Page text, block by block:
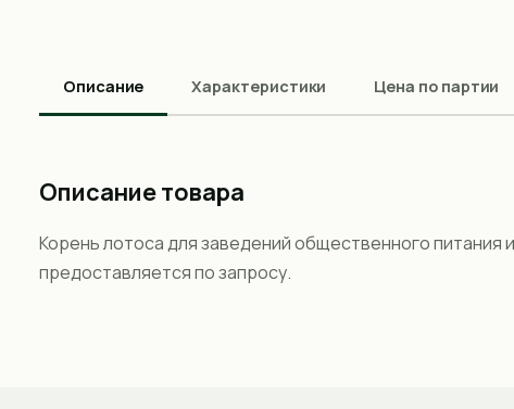
Описание Характеристики Цена по партии
Описание товара
Корень лотоса для заведений общественного питания
предоставляется по запросу.